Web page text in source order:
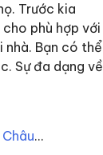
Trước kia
phù hợp với
nhà. Bạn có thể
Sự đa dạng về
…